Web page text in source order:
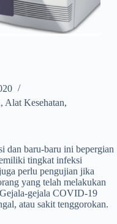
, Alat Kesehatan,
dan baru-baru ini bepergian
tingkat infeksi
perlu pengujian jika
yang telah melakukan
Gejala-gejala COVID-19
atau sakit tenggorokan.